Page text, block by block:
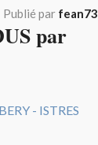
Publié par fean73
par